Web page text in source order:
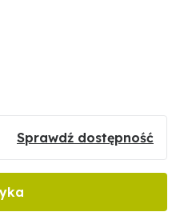
Sprawdź dostępność